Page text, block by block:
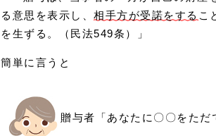
る意思を表示し、 相手方が受諾をする こ
を生ずる。（民法549条）」
簡単に言うと
贈与者「あなたに〇〇をただ